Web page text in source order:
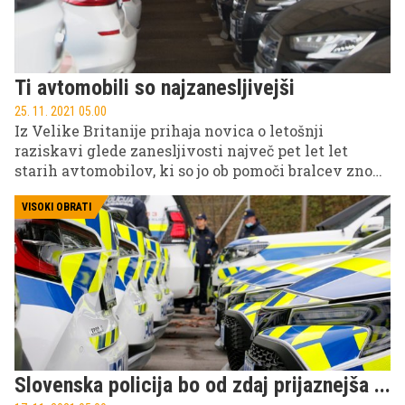
drži?
Ti avtomobili so najzanesljivejši
25. 11. 2021 05.00
Iz Velike Britanije prihaja novica o letošnji
raziskavi glede zanesljivosti največ pet let let
starih avtomobilov, ki so jo ob pomoči bralcev znova
navadi je med deseterico najzanesljivejših
avtomobilskih znamk kar sedem azijskih serijskih
modelov različnih japonskih in južnokorejskih
proizvajalcev avtomobilov.
VISOKI OBRATI
Slovenska policija bo od zdaj prijaznejša ...